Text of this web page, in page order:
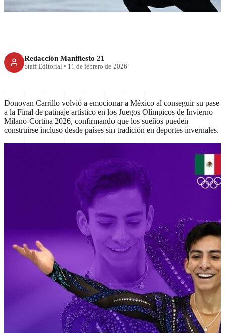
Redacción Manifiesto 21
Staff Editorial • 11 de febrero de 2026
Donovan Carrillo volvió a emocionar a México al conseguir su pase
a la Final de patinaje artístico en los Juegos Olímpicos de Invierno
Milano-Cortina 2026, confirmando que los sueños pueden
construirse incluso desde países sin tradición en deportes invernales.